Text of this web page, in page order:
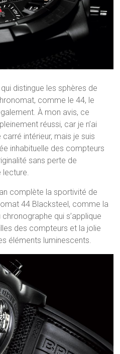
distingue les sphères de
comme le 44, le
À mon avis, ce
réussi, car je n’ai
intérieur, mais je suis
inhabituelle des compteurs
sans perte de
complète la sportivité de
44 Blacksteel, comme la
qui s’applique
des compteurs et la jolie
éléments luminescents.